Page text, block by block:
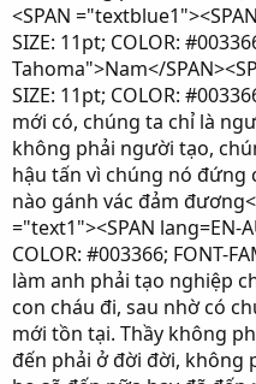
<SPAN
SIZE: 11pt; COLOR:
Tahoma">Nam</
SIZE: 11pt; COLOR:
mới có, chúng ta chỉ là
không phải người tạo,
hậu tấn vì chúng nó
nào gánh vác đảm
="text1"><SPAN lang=EN-
COLOR: #003366; FONT-
làm anh phải tạo nghiệp
con cháu đi, sau nhờ có
mới tồn tại. Thầy không
đến phải ở đời đời, không